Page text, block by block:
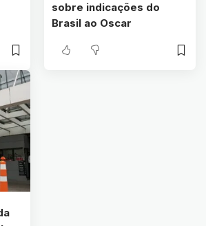
sobre indicações do
Brasil ao Oscar